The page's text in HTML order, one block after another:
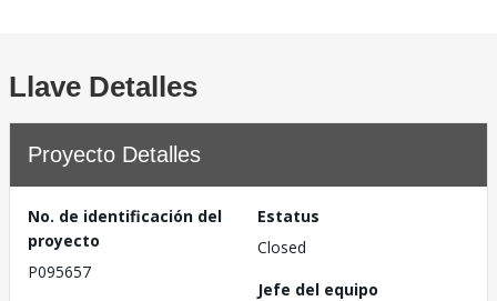
Llave Detalles
Proyecto Detalles
No. de identificación del
proyecto
P095657
Estatus
Closed
Jefe del equipo